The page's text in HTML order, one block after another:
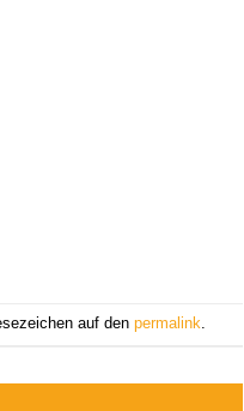
auf den permalink.